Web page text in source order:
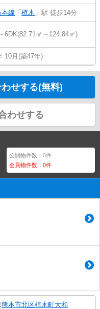
本線 「 植木 」駅 徒歩14分
6DK(82.71㎡～124.84㎡)
10月(築47年)
せする(無料)
わせする
公開物件数：0件
会員物件数：0件
熊本市北区植木町大和